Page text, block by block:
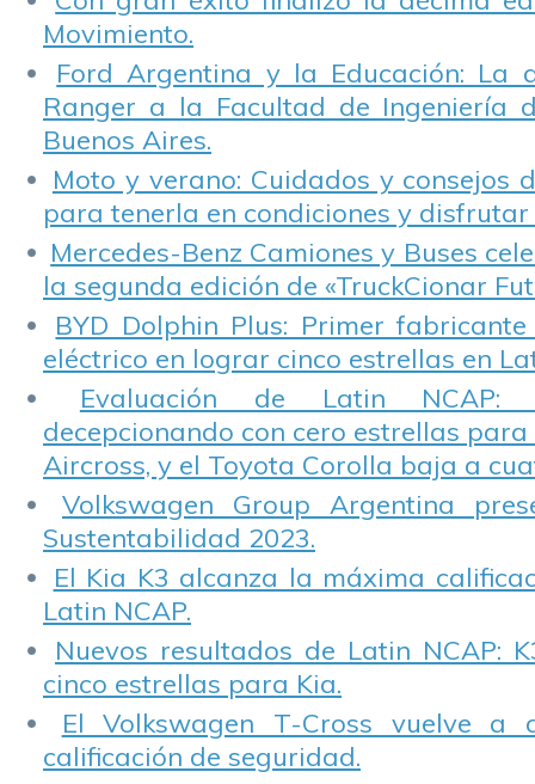
Movimiento.
Ford Argentina y la Educación: La
Ranger a la Facultad de Ingeniería
Buenos Aires.
Moto y verano: Cuidados y consejos
para tenerla en condiciones y disfrutar
Mercedes-Benz Camiones y Buses
la segunda edición de «TruckCionar
BYD Dolphin Plus: Primer
eléctrico en lograr cinco estrellas en
Evaluación de Latin NCAP:
decepcionando con cero estrellas para
Aircross, y el Toyota Corolla baja a
Volkswagen Group Argentina
Sustentabilidad 2023.
El Kia K3 alcanza la máxima
Latin NCAP.
Nuevos resultados de Latin NCAP:
cinco estrellas para Kia.
El Volkswagen T-Cross vuelve a
calificación de seguridad.